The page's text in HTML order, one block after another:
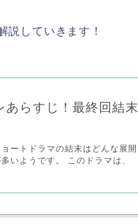
説していきます！
らすじ！最終回結末
ートドラマの結末はどんな展開
いようです。 このドラマは、